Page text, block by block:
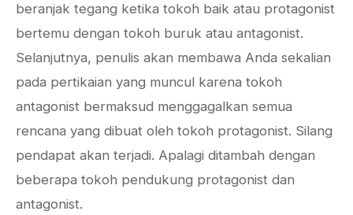
beranjak tegang ketika tokoh baik atau protagonist
bertemu dengan tokoh buruk atau antagonist.
Selanjutnya, penulis akan membawa Anda sekalian
pada pertikaian yang muncul karena tokoh
antagonist bermaksud menggagalkan semua
rencana yang dibuat oleh tokoh protagonist. Silang
pendapat akan terjadi. Apalagi ditambah dengan
beberapa tokoh pendukung protagonist dan
antagonist.